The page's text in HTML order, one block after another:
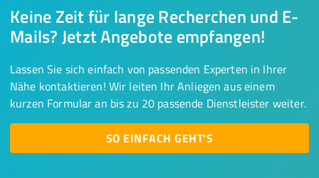
Keine Zeit für lange Recherchen und E-
Mails? Jetzt Angebote empfangen!
Lassen Sie sich einfach von passenden Experten in Ihrer
Nähe kontaktieren! Wir leiten Ihr Anliegen aus einem
kurzen Formular an bis zu 20 passende Dienstleister weiter.
SO EINFACH GEHT'S